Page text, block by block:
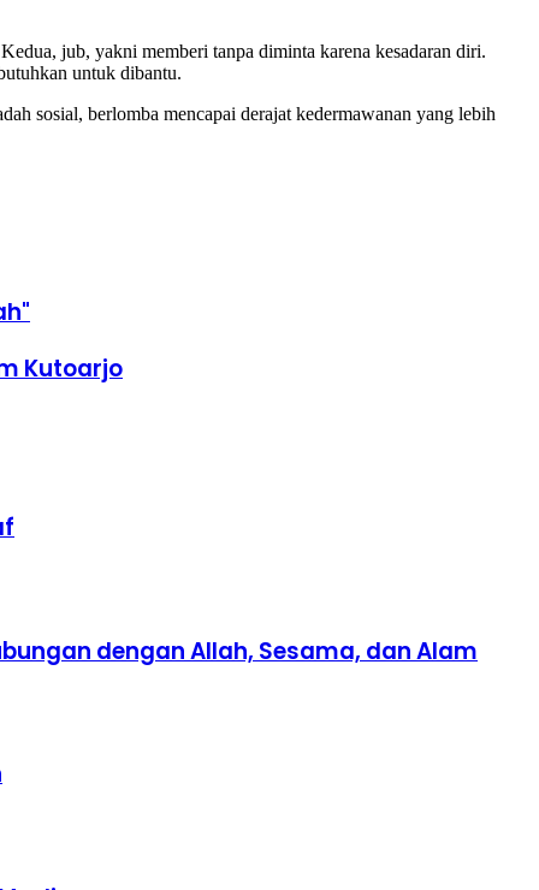
jub, yakni memberi tanpa diminta karena kesadaran diri.
untuk dibantu.
sosial, berlomba mencapai derajat kedermawanan yang lebih
Kutoarjo
dengan Allah, Sesama, dan Alam